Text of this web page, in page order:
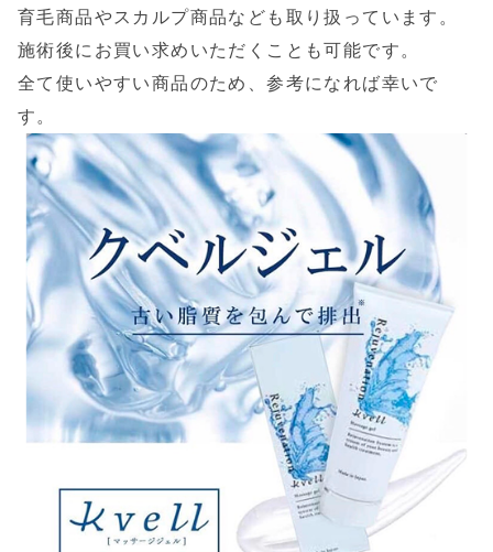
育毛商品やスカルプ商品なども取り扱っています。
施術後にお買い求めいただくことも可能です。
全て使いやすい商品のため、参考になれば幸いで
す。